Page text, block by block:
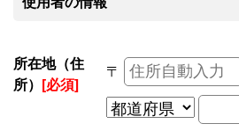
所在地（住
所） [必須]
〒